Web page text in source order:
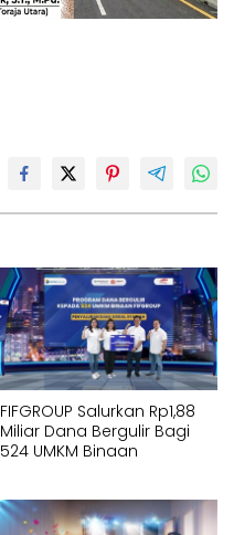
FIFGROUP Salurkan Rp1,88
Miliar Dana Bergulir Bagi
524 UMKM Binaan